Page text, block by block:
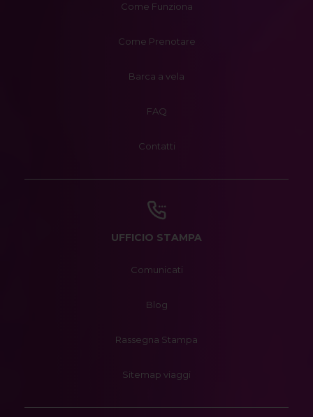
Come Funziona
Come Prenotare
Barca a vela
FAQ
Contatti
UFFICIO STAMPA
Comunicati
Blog
Rassegna Stampa
Sitemap viaggi